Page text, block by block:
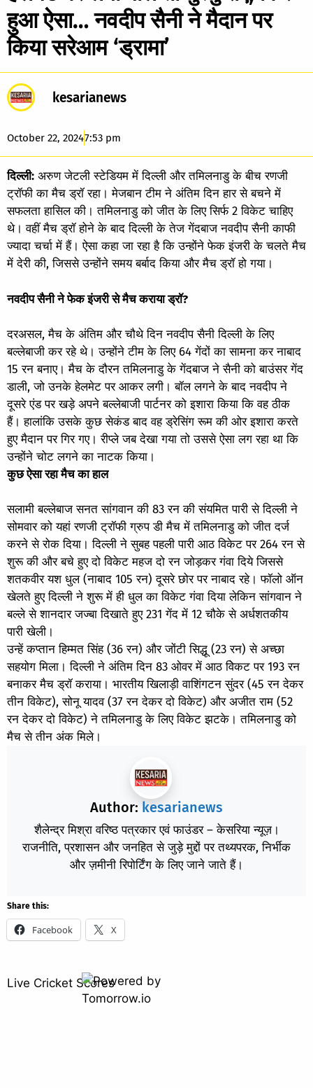
हुआ ऐसा… नवदीप सैनी ने मैदान पर
किया सरेआम ‘ड्रामा’
kesarianews
October 22, 20247:53 pm
दिल्ली: अरुण जेटली स्टेडियम में दिल्ली और तमिलनाडु के बीच रणजी
ट्रॉफी का मैच ड्रॉ रहा। मेजबान टीम ने अंतिम दिन हार से बचने में
सफलता हासिल की। तमिलनाडु को जीत के लिए सिर्फ 2 विकेट चाहिए
थे। वहीं मैच ड्रॉ होने के बाद दिल्ली के तेज गेंदबाज नवदीप सैनी काफी
ज्यादा चर्चा में हैं। ऐसा कहा जा रहा है कि उन्होंने फेक इंजरी के चलते मैच
में देरी की, जिससे उन्होंने समय बर्बाद किया और मैच ड्रॉ हो गया।
नवदीप सैनी ने फेक इंजरी से मैच कराया ड्रॉ?
दरअसल, मैच के अंतिम और चौथे दिन नवदीप सैनी दिल्ली के लिए
बल्लेबाजी कर रहे थे। उन्होंने टीम के लिए 64 गेंदों का सामना कर नाबाद
15 रन बनाए। मैच के दौरन तमिलनाडु के गेंदबाज ने सैनी को बाउंसर गेंद
डाली, जो उनके हेलमेट पर आकर लगी। बॉल लगने के बाद नवदीप ने
दूसरे एंड पर खड़े अपने बल्लेबाजी पार्टनर को इशारा किया कि वह ठीक
हैं। हालांकि उसके कुछ सेकंड बाद वह ड्रेसिंग रूम की ओर इशारा करते
हुए मैदान पर गिर गए। रीप्ले जब देखा गया तो उससे ऐसा लग रहा था कि
उन्होंने चोट लगने का नाटक किया।
कुछ ऐसा रहा मैच का हाल
सलामी बल्लेबाज सनत सांगवान की 83 रन की संयमित पारी से दिल्ली ने
सोमवार को यहां रणजी ट्रॉफी ग्रुप डी मैच में तमिलनाडु को जीत दर्ज
करने से रोक दिया। दिल्ली ने सुबह पहली पारी आठ विकेट पर 264 रन से
शुरू की और बचे हुए दो विकेट महज दो रन जोड़कर गंवा दिये जिससे
शतकवीर यश धुल (नाबाद 105 रन) दूसरे छोर पर नाबाद रहे। फॉलो ऑन
खेलते हुए दिल्ली ने शुरू में ही धुल का विकेट गंवा दिया लेकिन सांगवान ने
बल्ले से शानदार जज्बा दिखाते हुए 231 गेंद में 12 चौके से अर्धशतकीय
पारी खेली।
उन्हें कप्तान हिम्मत सिंह (36 रन) और जोंटी सिद्धू (23 रन) से अच्छा
सहयोग मिला। दिल्ली ने अंतिम दिन 83 ओवर में आठ विेकट पर 193 रन
बनाकर मैच ड्रॉ कराया। भारतीय खिलाड़ी वाशिंगटन सुंदर (45 रन देकर
तीन विकेट), सोनू यादव (37 रन देकर दो विकेट) और अजीत राम (52
रन देकर दो विकेट) ने तमिलनाडु के लिए विकेट झटके। तमिलनाडु को
मैच से तीन अंक मिले।
Author: kesarianews
शैलेन्द्र मिश्रा वरिष्ठ पत्रकार एवं फाउंडर – केसरिया न्यूज़।
राजनीति, प्रशासन और जनहित से जुड़े मुद्दों पर तथ्यपरक, निर्भीक
और ज़मीनी रिपोर्टिंग के लिए जाने जाते हैं।
Share this:
Facebook X
Live Cricket Scores